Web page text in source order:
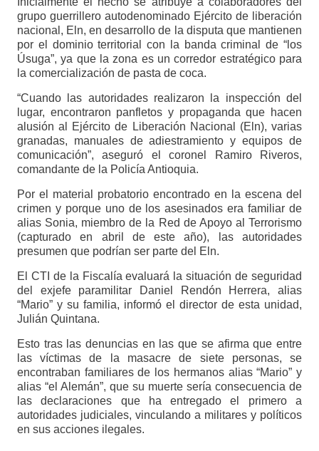
grupo guerrillero autodenominado Ejército de liberación
nacional, Eln, en desarrollo de la disputa que mantienen
por el dominio territorial con la banda criminal de “los
Úsuga”, ya que la zona es un corredor estratégico para
la comercialización de pasta de coca.
“Cuando las autoridades realizaron la inspección del
lugar, encontraron panfletos y propaganda que hacen
alusión al Ejército de Liberación Nacional (Eln), varias
granadas, manuales de adiestramiento y equipos de
comunicación”, aseguró el coronel Ramiro Riveros,
comandante de la Policía Antioquia.
Por el material probatorio encontrado en la escena del
crimen y porque uno de los asesinados era familiar de
alias Sonia, miembro de la Red de Apoyo al Terrorismo
(capturado en abril de este año), las autoridades
presumen que podrían ser parte del Eln.
El CTI de la Fiscalía evaluará la situación de seguridad
del exjefe paramilitar Daniel Rendón Herrera, alias
“Mario” y su familia, informó el director de esta unidad,
Julián Quintana.
Esto tras las denuncias en las que se afirma que entre
las víctimas de la masacre de siete personas, se
encontraban familiares de los hermanos alias “Mario” y
alias “el Alemán”, que su muerte sería consecuencia de
las declaraciones que ha entregado el primero a
autoridades judiciales, vinculando a militares y políticos
en sus acciones ilegales.